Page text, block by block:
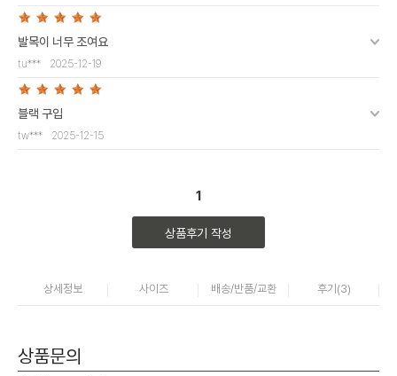
발목이 너무 조여요
tu*** 2025-12-19
블랙 구입
tw*** 2025-12-15
1
상품후기 작성
상세정보 사이즈 배송/반품/교환 후기(3)
상품문의